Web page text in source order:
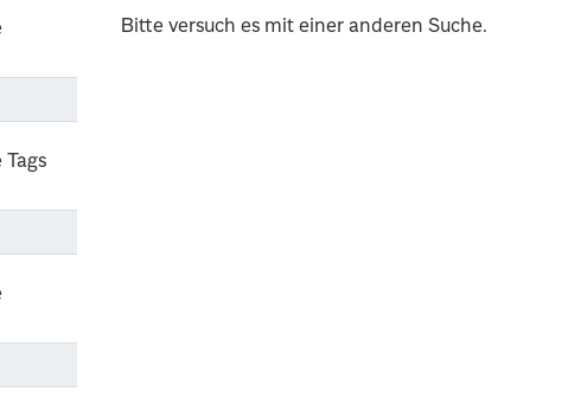
Tags
Bitte versuch es mit einer anderen Suche.